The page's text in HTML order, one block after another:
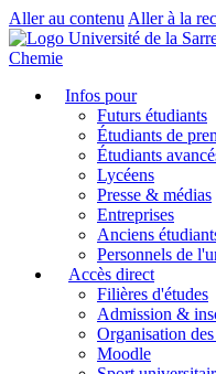
Aller au contenu Aller à la
Chemie
Infos pour
Futurs étudiants
Étudiants de
Étudiants
Lycéens
Presse & médias
Entreprises
Anciens
Personnels de
Accès direct
Filières d'études
Admission &
Organisation
Moodle